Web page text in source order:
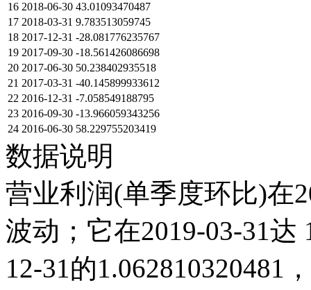
16 2018-06-30 43.01093470487
17 2018-03-31 9.783513059745
18 2017-12-31 -28.081776235767
19 2017-09-30 -18.561426086698
20 2017-06-30 50.238402935518
21 2017-03-31 -40.145899933612
22 2016-12-31 -7.058549188795
23 2016-09-30 -13.966059343256
24 2016-06-30 58.229755203419
数据说明
营业利润(单季度环比)在
波动；它在2019-03-31达
12-31的1.062810320481